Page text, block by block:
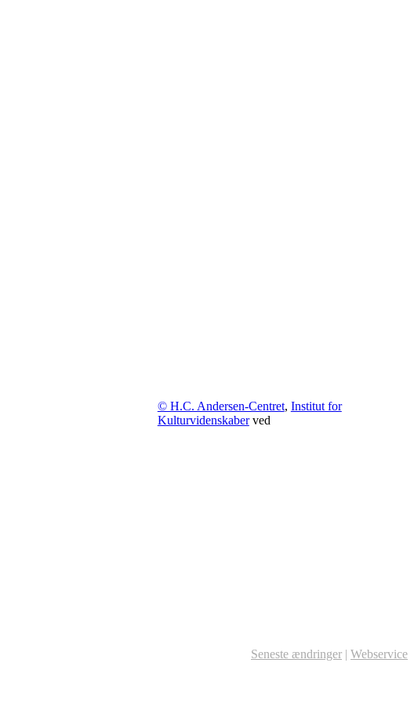
© H.C. Andersen-Centret, Institut for
Kulturvidenskaberved
Seneste ændringer | Webservice